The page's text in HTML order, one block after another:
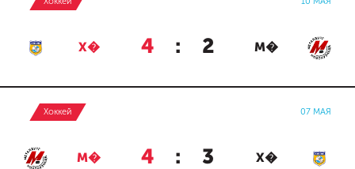
Х� 4 : 2 М�
Хоккей 07 МАЯ
М� 4 : 3 Х�